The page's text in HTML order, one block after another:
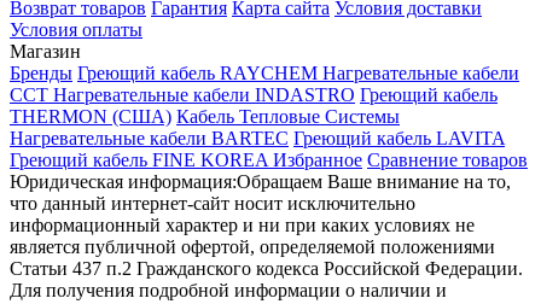
Возврат товаров Гарантия Карта сайта Условия доставки
Условия оплаты
Магазин
Бренды Греющий кабель RAYCHEM Нагревательные кабели
ССТ Нагревательные кабели INDASTRO Греющий кабель
THERMON (США) Кабель Тепловые Системы
Нагревательные кабели BARTEC Греющий кабель LAVITA
Греющий кабель FINE KOREA Избранное Сравнение товаров
Юридическая информация:Обращаем Ваше внимание на то,
что данный интернет-сайт носит исключительно
информационный характер и ни при каких условиях не
является публичной офертой, определяемой положениями
Статьи 437 п.2 Гражданского кодекса Российской Федерации.
Для получения подробной информации о наличии и